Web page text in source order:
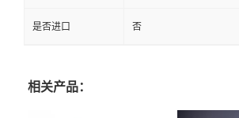
是否进口 否
相关产品：